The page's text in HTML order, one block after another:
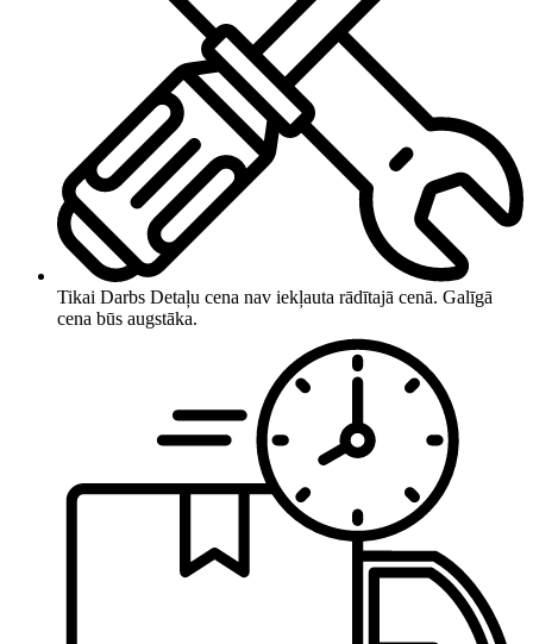
Tikai Darbs Detaļu cena nav iekļauta rādītajā cenā. Galīgā
cena būs augstāka.